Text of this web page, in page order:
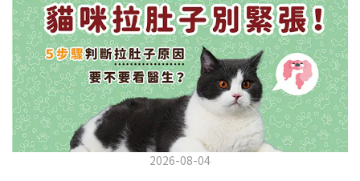
透過基礎訓練，幼犬能學會家居規則，避免危險行為和破壞家具。
像是「不」和「放下」等指令可以阻止幼犬咬電線或誤食有害物
質，有效降低居家意外風險。規律的如廁訓練則能養成良好衛生習
慣，讓家中環境保持乾淨舒適。增強溝通與信任關係訓練過程就像
建立一種共同語言，幫助你和幼犬更好地理解彼此。當幼犬學會回
應你的指令，不只增加了互動機會，也建立了主人作為領導者的地
位。正向獎勵式訓練更能培養幼犬對你的信任感，強化情感連結，
創造更和諧的相處模式。培養社交技能與適應能力及早接觸各種環
境和刺激，能幫助幼犬成長為自信穩定的成犬。適當的社會化訓練
2026-08-04